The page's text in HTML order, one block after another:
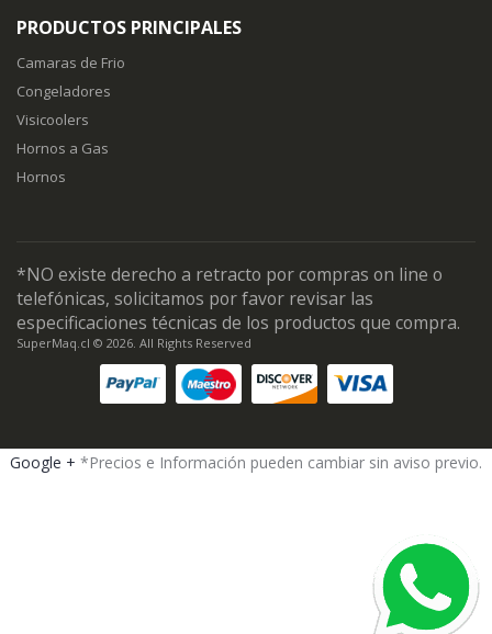
PRODUCTOS PRINCIPALES
Camaras de Frio
Congeladores
Visicoolers
Hornos a Gas
Hornos
*NO existe derecho a retracto por compras on line o
telefónicas, solicitamos por favor revisar las
especificaciones técnicas de los productos que compra.
SuperMaq.cl © 2026. All Rights Reserved
Google + *Precios e Información pueden cambiar sin aviso previo.